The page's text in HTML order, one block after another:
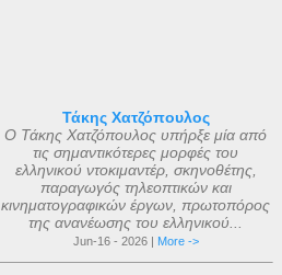
Τάκης Χατζόπουλος
Ο Τάκης Χατζόπουλος υπήρξε μία από
τις σημαντικότερες μορφές του
ελληνικού ντοκιμαντέρ, σκηνοθέτης,
παραγωγός τηλεοπτικών και
κινηματογραφικών έργων, πρωτοπόρος
της ανανέωσης του ελληνικού...
Jun-16 - 2026 | More ->